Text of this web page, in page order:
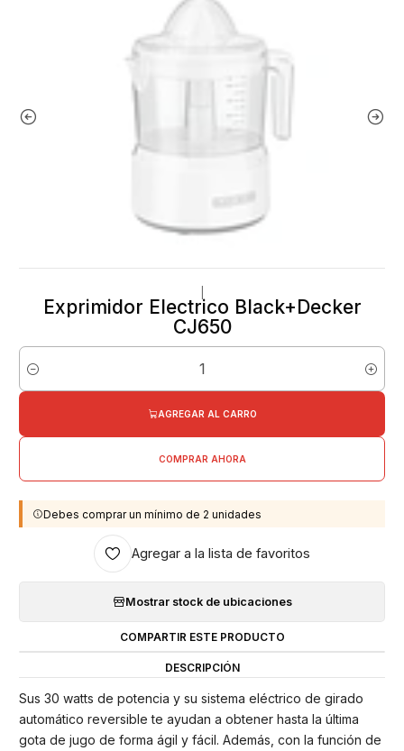
Exprimidor Electrico Black+Decker
CJ650
Cantidad
AGREGAR AL CARRO
COMPRAR AHORA
Debes comprar un mínimo de 2 unidades
Agregar a la lista de favoritos
Mostrar stock de ubicaciones
COMPARTIR ESTE PRODUCTO
DESCRIPCIÓN
Sus 30 watts de potencia y su sistema eléctrico de girado
automático reversible te ayudan a obtener hasta la última
gota de jugo de forma ágil y fácil. Además, con la función de